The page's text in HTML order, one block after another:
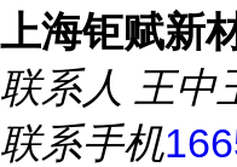
上海钜赋新
联系人 王中
联系手机